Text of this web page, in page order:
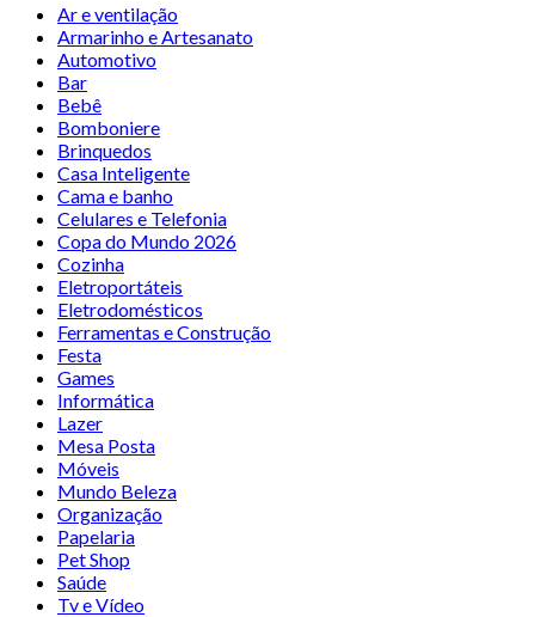
Ar e ventilação
Armarinho e Artesanato
Automotivo
Bar
Bebê
Bomboniere
Brinquedos
Casa Inteligente
Cama e banho
Celulares e Telefonia
Copa do Mundo 2026
Cozinha
Eletroportáteis
Eletrodomésticos
Ferramentas e Construção
Festa
Games
Informática
Lazer
Mesa Posta
Móveis
Mundo Beleza
Organização
Papelaria
Pet Shop
Saúde
Tv e Vídeo